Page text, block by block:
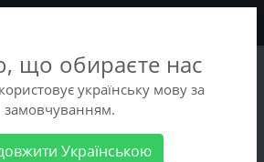
+38 (068) 486-90-09
+38 (093) 486-90-09
що обираєте нас
українську мову за
замовчуванням.
Українською